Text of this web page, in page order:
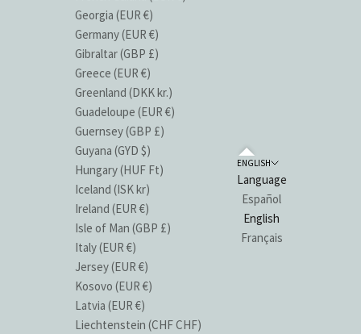
Georgia (EUR €)
Germany (EUR €)
Gibraltar (GBP £)
Greece (EUR €)
Greenland (DKK kr.)
Guadeloupe (EUR €)
Guernsey (GBP £)
Guyana (GYD $)
Hungary (HUF Ft)
Iceland (ISK kr)
Ireland (EUR €)
Isle of Man (GBP £)
Italy (EUR €)
Jersey (EUR €)
Kosovo (EUR €)
Latvia (EUR €)
Liechtenstein (CHF CHF)
ENGLISH
Language
Español
English
Français